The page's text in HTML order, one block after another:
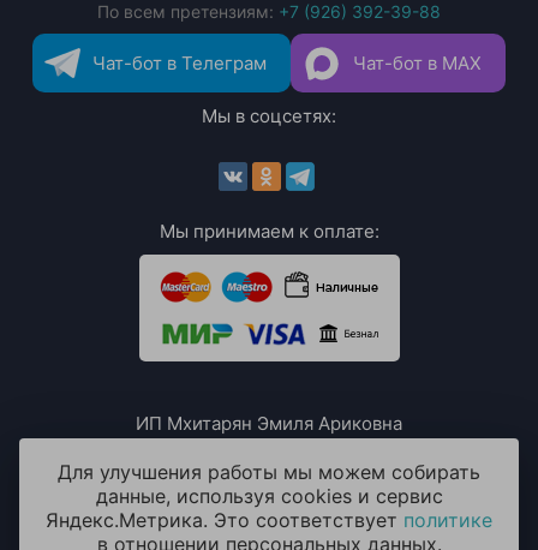
По всем претензиям: +7 (926) 392-39-88
Чат-бот в Телеграм Чат-бот в MAX
Мы в соцсетях:
Мы принимаем к оплате:
ИП Мхитарян Эмиля Ариковна
ИНН: 771385063807
ОГРН / ОГРНИП: 319508100076230
Для улучшения работы мы можем собирать
данные, используя cookies и сервис
Яндекс.Метрика. Это соответствует политике
в отношении персональных данных.